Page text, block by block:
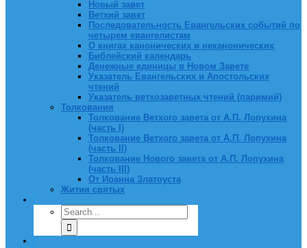
Новый завет
Ветхий завет
Последовательность Евангельских событий по
четырем евангелистам
О книгах канонических и неканонических
Библейский календарь
Денежные единицы в Новом Завете
Указатель Евангельских и Апостольских
чтений
Указатель ветхозаветных чтений (паримий)
Толкования
Толкование Ветхого завета от А.П. Лопухина
(часть I)
Толкование Ветхого завета от А.П. Лопухина
(часть II)
Толкование Нового завета от А.П. Лопухина
(часть III)
От Иоанна Златоуста
Жития святых